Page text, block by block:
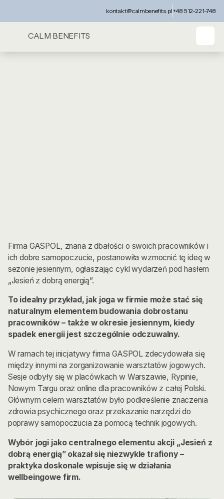
kontakt@calmbenefits.pl+48 512-221-748
CALM BENEFITS
Firma GASPOL, znana z dbałości o swoich pracowników i
ich dobre samopoczucie, postanowiła wzmocnić tę ideę w
sezonie jesiennym, ogłaszając cykl wydarzeń pod hasłem
„Jesień z dobrą energią”.
To idealny przykład, jak joga w firmie może stać się
naturalnym elementem budowania dobrostanu
pracowników – także w okresie jesiennym, kiedy
spadek energii jest szczególnie odczuwalny.
W ramach tej inicjatywy firma GASPOL zdecydowała się
między innymi na zorganizowanie warsztatów jogowych.
Sesje odbyły się w placówkach w Warszawie, Rypinie,
Nowym Targu oraz online dla pracowników z całej Polski.
Głównym celem warsztatów było podkreślenie znaczenia
zdrowia psychicznego oraz przekazanie narzędzi do
poprawy samopoczucia za pomocą technik jogowych.
Wybór jogi jako centralnego elementu akcji „Jesień z
dobrą energią” okazał się niezwykle trafiony –
praktyka doskonale wpisuje się w działania
wellbeingowe firm.